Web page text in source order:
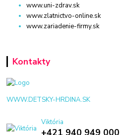
www.uni-zdrav.sk
www.zlatnictvo-online.sk
www.zariadenie-firmy.sk
Kontakty
WWW.DETSKY-HRDINA.SK
Viktória